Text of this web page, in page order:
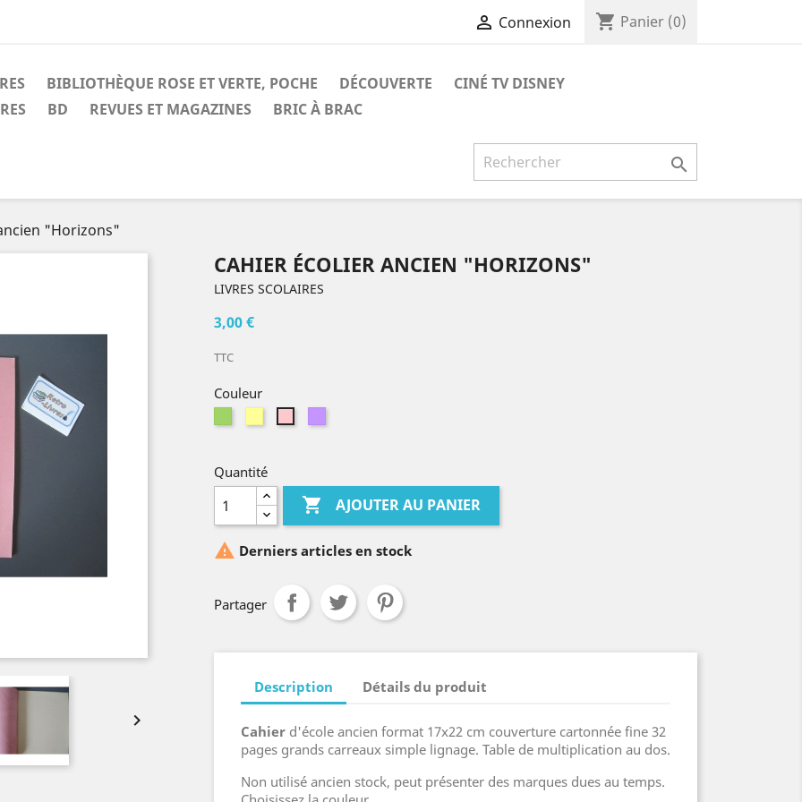
 Connexion shopping_cart Panier (0)
BIBLIOTHÈQUE ROSE ET VERTE, POCHE DÉCOUVERTE
CINÉ TV DISNEY
BD REVUES ET MAGAZINES BRIC À BRAC

"Horizons"

CAHIER ÉCOLIER ANCIEN "HORIZONS"
LIVRES SCOLAIRES
3,00 €
TTC
Couleur
Quantité
 AJOUTER AU PANIER
 Derniers articles en stock
Partager
Description Détails du produit
Cahier d'école ancien format 17x22 cm couverture cartonnée fine 32
pages grands carreaux simple lignage. Table de multiplication au dos.
Non utilisé ancien stock, peut présenter des marques dues au temps.